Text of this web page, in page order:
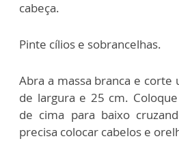
cabeça.
Pinte cílios e sobrancelhas.
Abra a massa branca e corte
de largura e 25 cm.
de cima para baixo
precisa colocar cabelos e